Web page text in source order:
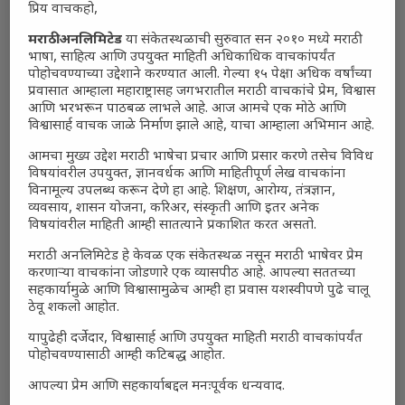
Polls
भारत–अमेरिका संबंध भारतासाठी फायदेशीर आहेत का?
प्रिय वाचकहो,
मराठी अनलिमिटेड या संकेतस्थळाची सुरुवात सन २०१० मध्ये मराठी
भाषा, साहित्य आणि उपयुक्त माहिती अधिकाधिक वाचकांपर्यंत
पोहोचवण्याच्या उद्देशाने करण्यात आली. गेल्या १५ पेक्षा अधिक वर्षांच्या
प्रवासात आम्हाला महाराष्ट्रासह जगभरातील मराठी वाचकांचे प्रेम, विश्वास
आणि भरभरून पाठबळ लाभले आहे. आज आमचे एक मोठे आणि
विश्वासार्ह वाचक जाळे निर्माण झाले आहे, याचा आम्हाला अभिमान आहे.
आमचा मुख्य उद्देश मराठी भाषेचा प्रचार आणि प्रसार करणे तसेच विविध
विषयांवरील उपयुक्त, ज्ञानवर्धक आणि माहितीपूर्ण लेख वाचकांना
विनामूल्य उपलब्ध करून देणे हा आहे. शिक्षण, आरोग्य, तंत्रज्ञान,
व्यवसाय, शासन योजना, करिअर, संस्कृती आणि इतर अनेक
विषयांवरील माहिती आम्ही सातत्याने प्रकाशित करत असतो.
मराठी अनलिमिटेड हे केवळ एक संकेतस्थळ नसून मराठी भाषेवर प्रेम
करणाऱ्या वाचकांना जोडणारे एक व्यासपीठ आहे. आपल्या सततच्या
सहकार्यामुळे आणि विश्वासामुळेच आम्ही हा प्रवास यशस्वीपणे पुढे चालू
ठेवू शकलो आहोत.
यापुढेही दर्जेदार, विश्वासार्ह आणि उपयुक्त माहिती मराठी वाचकांपर्यंत
पोहोचवण्यासाठी आम्ही कटिबद्ध आहोत.
आपल्या प्रेम आणि सहकार्याबद्दल मनःपूर्वक धन्यवाद.